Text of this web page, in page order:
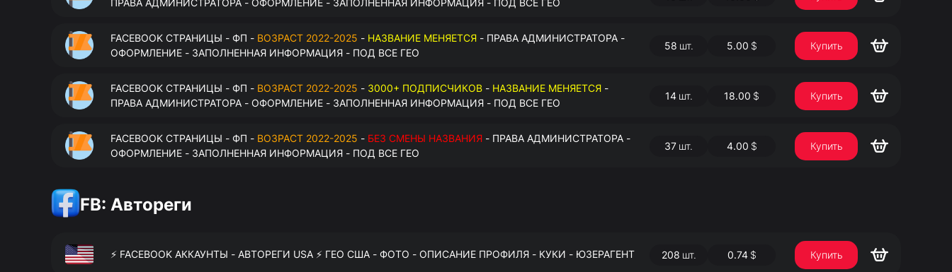
FACEBOOK СТРАНИЦЫ - ФП - ВОЗРАСТ 2022-2025 - НАЗВАНИЕ МЕНЯЕТСЯ - ПРАВА АДМИНИСТРАТОРА -
ОФОРМЛЕНИЕ - ЗАПОЛНЕННАЯ ИНФОРМАЦИЯ - ПОД ВСЕ ГЕО
58 шт. 5.00 $ Купить
FACEBOOK СТРАНИЦЫ - ФП - ВОЗРАСТ 2022-2025 - 3000+ ПОДПИСЧИКОВ - НАЗВАНИЕ МЕНЯЕТСЯ -
ПРАВА АДМИНИСТРАТОРА - ОФОРМЛЕНИЕ - ЗАПОЛНЕННАЯ ИНФОРМАЦИЯ - ПОД ВСЕ ГЕО
14 шт. 18.00 $ Купить
FACEBOOK СТРАНИЦЫ - ФП - ВОЗРАСТ 2022-2025 - БЕЗ СМЕНЫ НАЗВАНИЯ - ПРАВА АДМИНИСТРАТОРА -
ОФОРМЛЕНИЕ - ЗАПОЛНЕННАЯ ИНФОРМАЦИЯ - ПОД ВСЕ ГЕО
37 шт. 4.00 $ Купить
FB: Автореги
⚡️ FACEBOOK АККАУНТЫ - АВТОРЕГИ USA ⚡️ ГЕО США - ФОТО - ОПИСАНИЕ ПРОФИЛЯ - КУКИ - ЮЗЕРАГЕНТ 208 шт. 0.74 $ Купить